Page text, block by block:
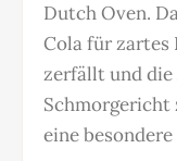
Dutch Oven.
Cola für zartes
zerfällt und die
Schmorgericht
eine